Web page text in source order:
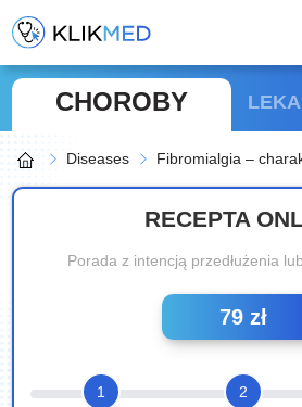
CHOROBY
Diseases Fibromialgia –
RECEPTA
Porada z intencją przedłużenia
79 zł
1 2